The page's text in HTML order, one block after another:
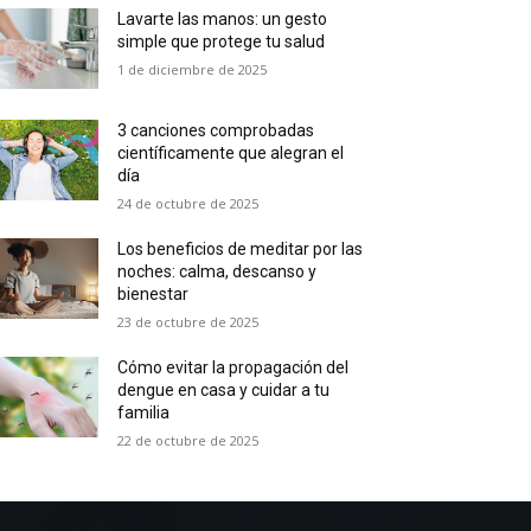
Lavarte las manos: un gesto
simple que protege tu salud
1 de diciembre de 2025
3 canciones comprobadas
científicamente que alegran el
día
24 de octubre de 2025
Los beneficios de meditar por las
noches: calma, descanso y
bienestar
23 de octubre de 2025
Cómo evitar la propagación del
dengue en casa y cuidar a tu
familia
22 de octubre de 2025